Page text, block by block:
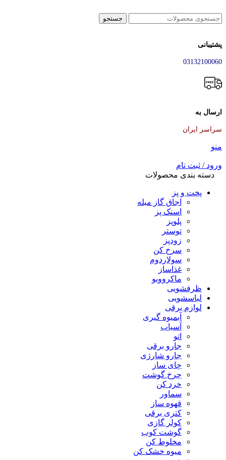
جستجو
پشتیبانی
03132100060
ارسال به
سراسر ایران
منو
ورود / ثبت نام
دسته بندی محصولات
پخت و پز
اجاق گاز مبله
اسنک پز
پلوپز
توستر
زودپز
سرخ کن
سولاردوم
غذاساز
ماکروویو
ظرفشویی
لباسشویی
لوازم برقی
آبمیوه گیری
آسیاب
اتو
جارو برقی
جارو شارژی
چای ساز
چرخ گوشت
خرد کن
سماور
قهوه ساز
کتری برقی
کولر گازی
گوشت کوب
مخلوط کن
میوه خشک کن